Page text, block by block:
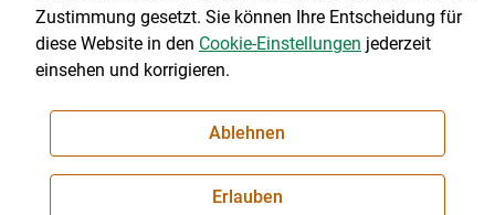
Cookie-Einstellungen
NEWSLETTER
Zustimmung gesetzt. Sie können Ihre Entscheidung für
diese Website in den Cookie-Einstellungen jederzeit
einsehen und korrigieren.
Ablehnen
Erlauben